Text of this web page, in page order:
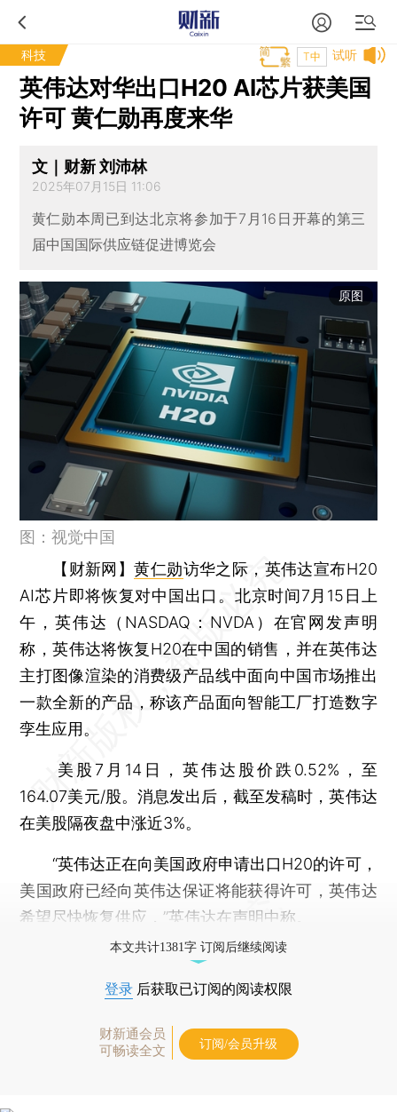
科技 试听
T中
英伟达对华出口H20 AI芯片获美国
许可 黄仁勋再度来华
文｜财新 刘沛林
2025年07月15日 11:06
黄仁勋本周已到达北京将参加于7月16日开幕的第三
届中国国际供应链促进博览会
原图
图：视觉中国
【财新网】黄仁勋访华之际，英伟达宣布H20
AI芯片即将恢复对中国出口。北京时间7月15日上
午，英伟达（NASDAQ：NVDA）在官网发声明
称，英伟达将恢复H20在中国的销售，并在英伟达
主打图像渲染的消费级产品线中面向中国市场推出
一款全新的产品，称该产品面向智能工厂打造数字
孪生应用。
美股7月14日，英伟达股价跌0.52%，至
164.07美元/股。消息发出后，截至发稿时，英伟达
在美股隔夜盘中涨近3%。
“英伟达正在向美国政府申请出口H20的许可，
美国政府已经向英伟达保证将能获得许可，英伟达
希望尽快恢复供应，”英伟达在声明中称。
本文共计1381字 订阅后继续阅读
登录 后获取已订阅的阅读权限
财新通会员
可畅读全文
订阅/会员升级